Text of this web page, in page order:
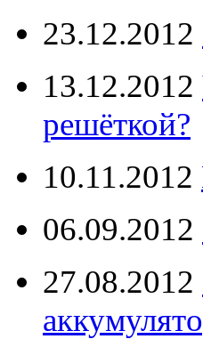
23.12.2012
13.12.2012
решёткой?
10.11.2012
06.09.2012
27.08.2012